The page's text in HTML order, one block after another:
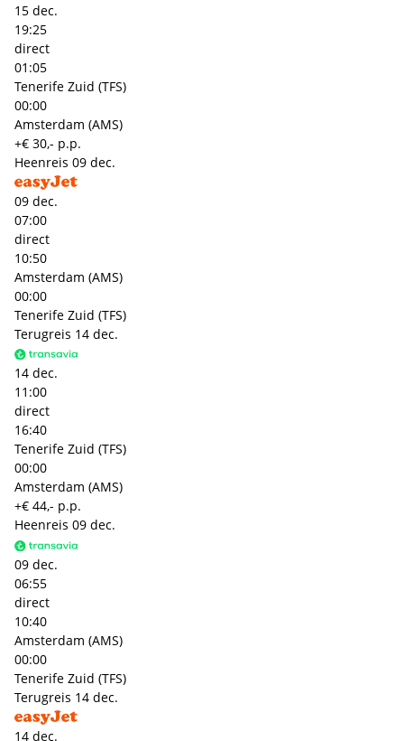
15 dec.
19:25
direct
01:05
Tenerife Zuid (TFS)
00:00
Amsterdam (AMS)
+€ 30,- p.p.
Heenreis 09 dec.
09 dec.
07:00
direct
10:50
Amsterdam (AMS)
00:00
Tenerife Zuid (TFS)
Terugreis 14 dec.
14 dec.
11:00
direct
16:40
Tenerife Zuid (TFS)
00:00
Amsterdam (AMS)
+€ 44,- p.p.
Heenreis 09 dec.
09 dec.
06:55
direct
10:40
Amsterdam (AMS)
00:00
Tenerife Zuid (TFS)
Terugreis 14 dec.
14 dec.